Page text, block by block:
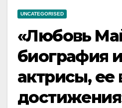
UNCATEGORISED
«Любовь
биография
актрисы, ее